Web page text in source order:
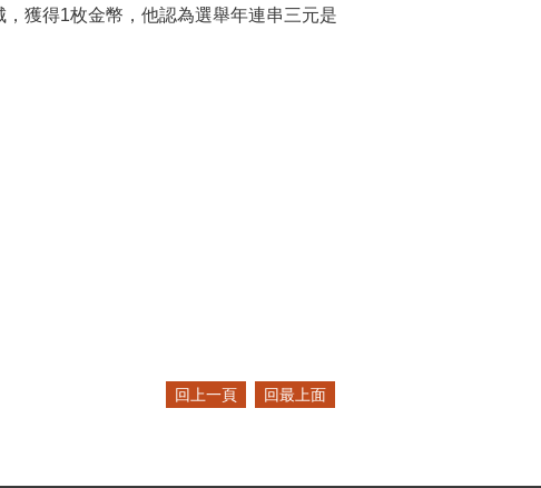
獲得1枚金幣，他認為選舉年連串三元是
回上一頁 回最上面